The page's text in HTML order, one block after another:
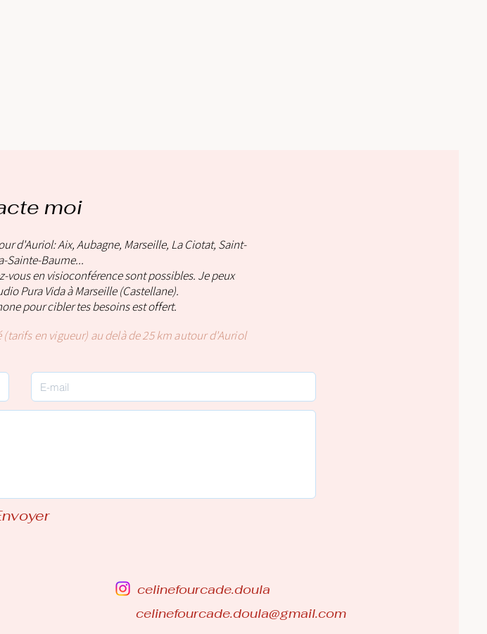
moi
d'Auriol: Aix, Aubagne, Marseille, La Ciotat, Saint-
Sainte-Baume...
vous en visioconférence sont possibles. Je peux
Pura Vida à Marseille (Castellane).
pour cibler tes besoins est offert.
en vigueur) audelàde 25 km autour d'Auriol
celinefourcade.doula
celinefourcade.doula@gmail.com